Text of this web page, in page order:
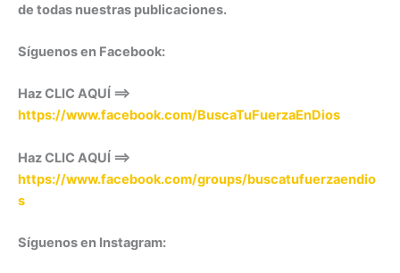
de todas nuestras publicaciones.
Síguenos en Facebook:
Haz CLIC AQUÍ ==>
https://www.facebook.com/BuscaTuFuerzaEnDios
Haz CLIC AQUÍ ==>
https://www.facebook.com/groups/buscatufuerzaendio
s
Síguenos en Instagram: